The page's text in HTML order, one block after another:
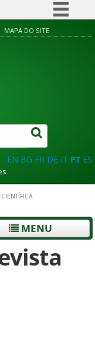
Simplifique!
Canais
MAPA DO SITE
EN BG FR DE IT PT ES
MENU